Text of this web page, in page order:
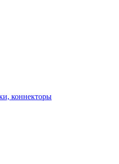
коннекторы